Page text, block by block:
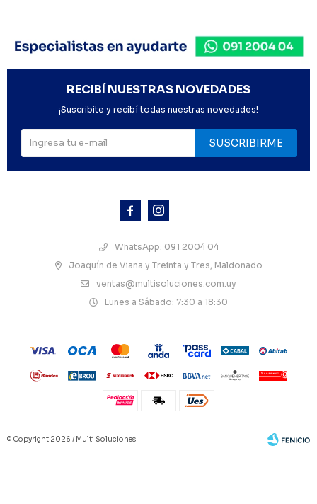
 
WhatsApp: 091 2004 04
Joaquín de Viana y Treinta y Tres, Maldonado
ventas@multisoluciones.com.uy
Lunes a Sábado: 7:30 a 18:30
RECIBÍ NUESTRAS NOVEDADES
¡Suscribite y recibí todas nuestras novedades!
SUSCRIBIRME
© Copyright 2026 / Multi Soluciones